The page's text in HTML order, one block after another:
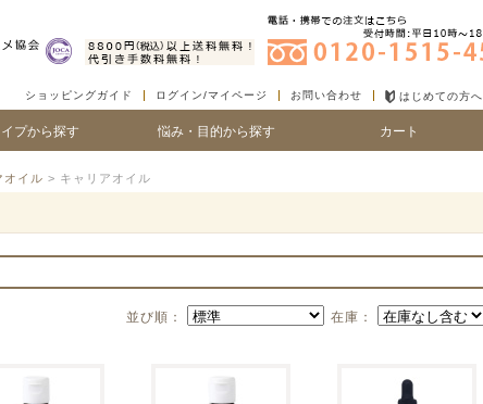
ショッピングガイド ログイン/マイページ お問い合わせ はじめての方へ
プから探す 悩み・目的から探す
ハリ・たるみ
シワ・ほうれい線
紫外線対策
アフターサンケア
シミ・くすみ
毛穴の黒ずみ、ひろがり
ニキビ・吹き出物
顔の赤み
唇の荒れ、皮が剥ける
頭皮の痒み、フケ
抜け毛・薄毛
ボリュームやコシがない、細毛
髪のツヤがない
カート
オイル > キャリアオイル
在庫：
並び順：